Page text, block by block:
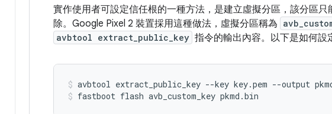
實作使用者可設定信任根的一種方法，是建立虛擬分區，該分區只
除。Google Pixel 2 裝置採用這種做法，虛擬分區稱為
avbtool extract_public_key 指令的輸出內容。以下是如何設
avbtool extract_public_key --key key.pem --output
fastboot flash avb_custom_key pkmd .bin